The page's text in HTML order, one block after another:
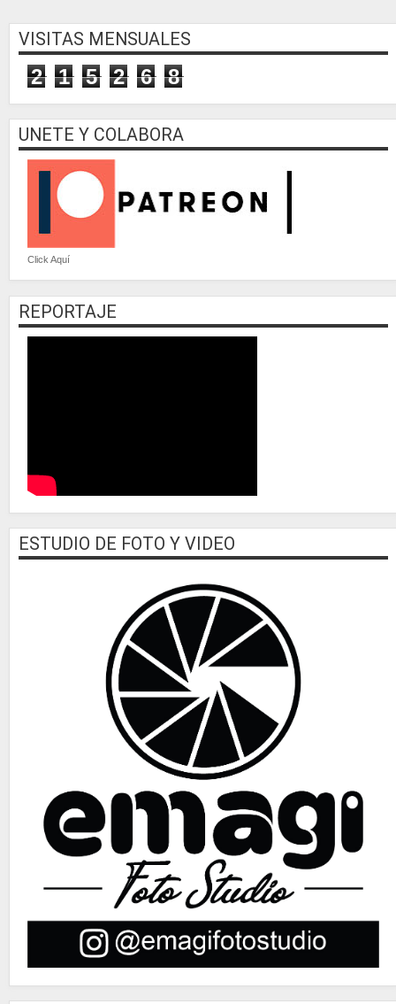
VISITAS MENSUALES
2 1 5 2 6 8
UNETE Y COLABORA
Click Aquí
REPORTAJE
ESTUDIO DE FOTO Y VIDEO